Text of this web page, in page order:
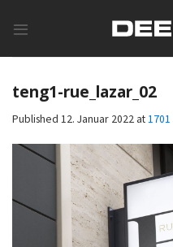
teng1-rue_lazar_02
Published 12. Januar 2022 at1701